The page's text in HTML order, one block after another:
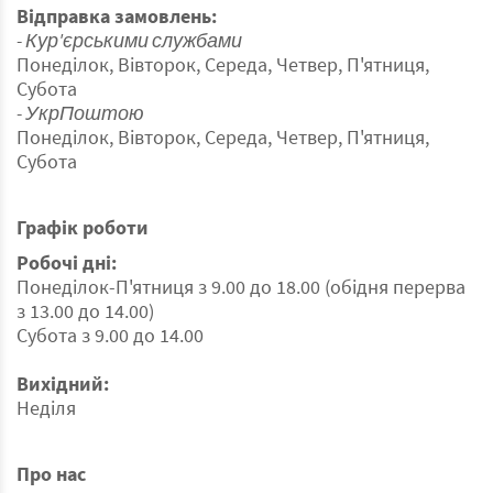
Відправка замовлень:
- Кур'єрськими службами
Понеділок, Вівторок, Середа, Четвер, П'ятниця,
Субота
- УкрПоштою
Понеділок, Вівторок, Середа, Четвер, П'ятниця,
Субота
Графік роботи
Робочі дні:
Понеділок-П'ятниця з 9.00 до 18.00 (обідня перерва
з 13.00 до 14.00)
Субота з 9.00 до 14.00
Вихідний:
Неділя
Про нас